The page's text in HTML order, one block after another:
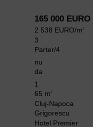
165 000
2 538 EURO/m2
3
Parter/4
nu
da
1
65 m2
Cluj-Napoca
Grigorescu
Hotel Premier